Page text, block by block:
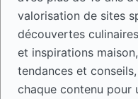
valorisation de sites
découvertes
et inspirations
tendances et
chaque contenu pour